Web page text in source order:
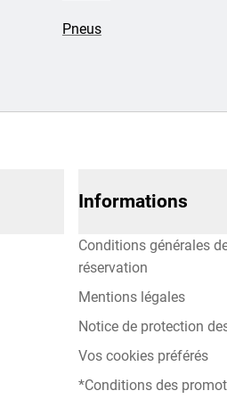
Pneus
Informations
Conditions générales
réservation
Mentions légales
Notice de protection
Vos cookies préférés
*Conditions des